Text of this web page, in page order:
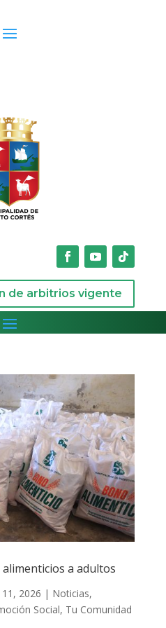
de arbitrios vigente
a adultos
2026 | Noticias,
Social, Tu Comunidad